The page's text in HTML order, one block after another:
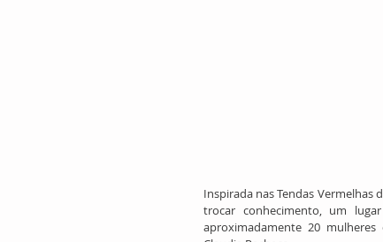
Inspirada nas Tendas Vermelhas
trocar conhecimento, um
aproximadamente 20